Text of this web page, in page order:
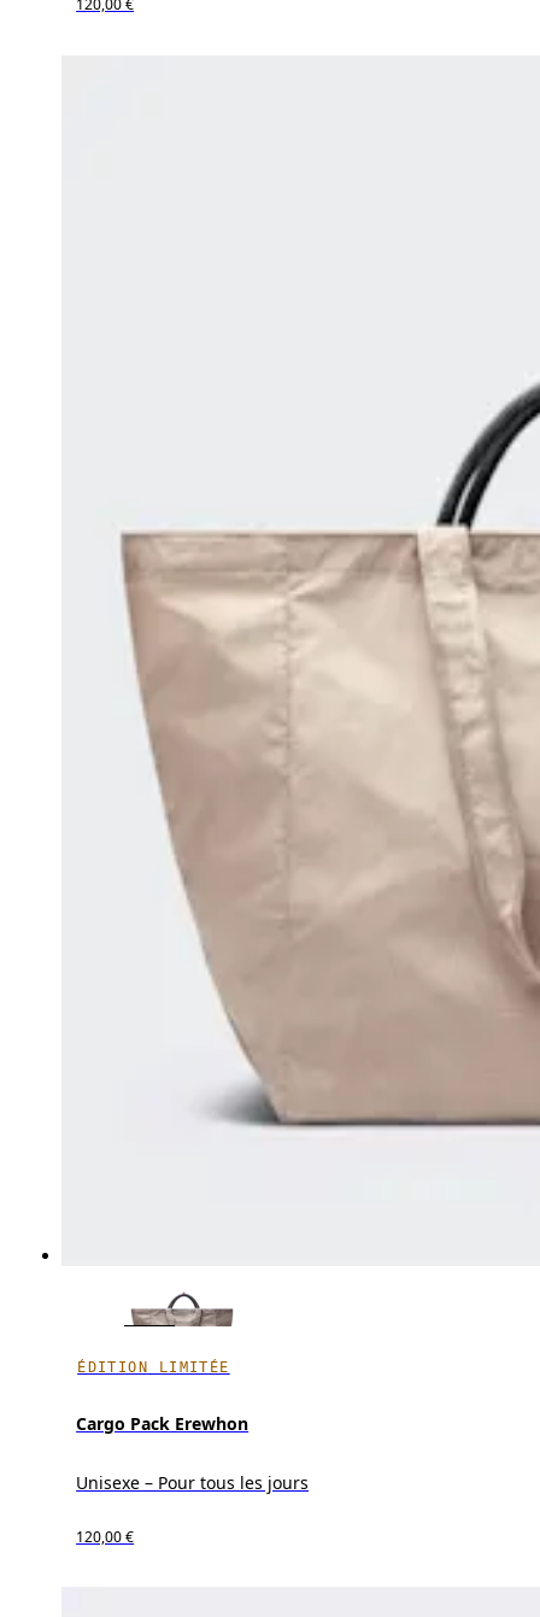
ÉDITION LIMITÉE
Cargo Pack Erewhon
Unisexe – Pour tous les jours
120,00 €